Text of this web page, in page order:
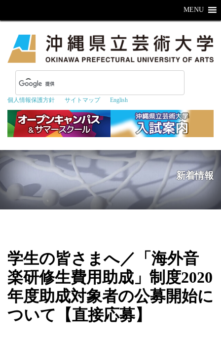
個人情報保護方針 サイトマップ English
MENU
新着情報
学生の皆さまへ／「海外音
楽研修生費用助成」制度2020
年度助成対象者の公募開始に
ついて【直接応募】